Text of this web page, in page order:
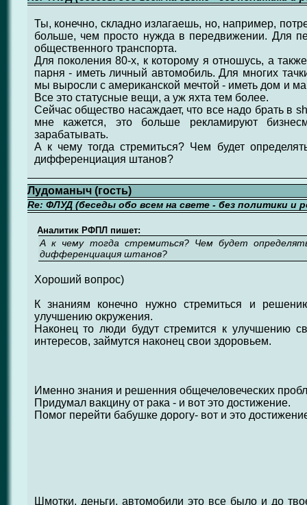
Ты, конечно, складно излагаешь, но, например,
больше, чем просто нужда в передвижении. Для
общественного транспорта.
Для поколения 80-х, к которому я отношусь, а
парня - иметь личный автомобиль. Для многих
мы выросли с американской мечтой - иметь дом и
Все это статусные вещи, а уж яхта тем более.
Сейчас общество насаждает, что все надо брать в
мне кажется, это больше рекламируют
зарабатывать.
А к чему тогда стремиться? Чем будет
дифференциация штанов?
Лудоманыч (гость)
Re: ФЛУД (беседы обо всем на свете - без политики и
Аналитик РФПЛ пишет:
А к чему тогда стремиться? Чем будет
дифференциация штанов?
Хороший вопрос)
К знаниям конечно нужно стремиться и
улучшению окружения.
Наконец то люди будут стремится к улучшению
интересов, займутся наконец свои здоровьем.
Именно знания и решенния общечеловеческих
Придумал вакцину от рака - и вот это достижение.
Помог перейти бабушке дорогу- вот и это
Шмотки, деньги, автомобили это все было и до